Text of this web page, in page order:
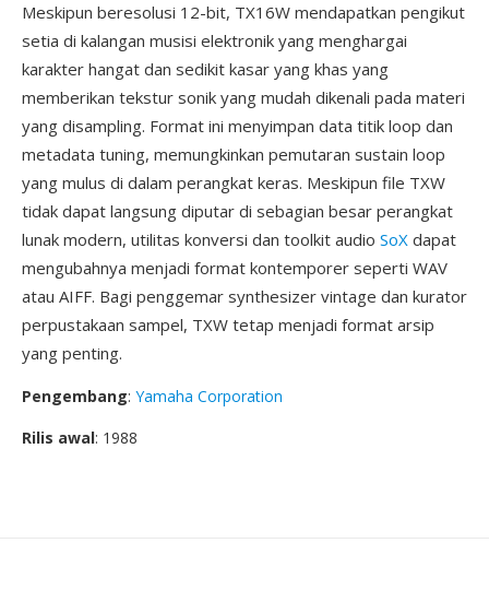
Meskipun beresolusi 12-bit, TX16W mendapatkan pengikut
setia di kalangan musisi elektronik yang menghargai
karakter hangat dan sedikit kasar yang khas yang
memberikan tekstur sonik yang mudah dikenali pada materi
yang disampling. Format ini menyimpan data titik loop dan
metadata tuning, memungkinkan pemutaran sustain loop
yang mulus di dalam perangkat keras. Meskipun file TXW
tidak dapat langsung diputar di sebagian besar perangkat
lunak modern, utilitas konversi dan toolkit audio SoX dapat
mengubahnya menjadi format kontemporer seperti WAV
atau AIFF. Bagi penggemar synthesizer vintage dan kurator
perpustakaan sampel, TXW tetap menjadi format arsip
yang penting.
Pengembang: Yamaha Corporation
Rilis awal: 1988